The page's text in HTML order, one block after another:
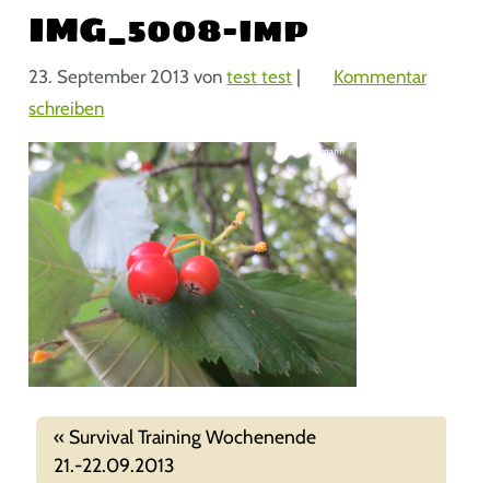
IMG_5008-imp
23. September 2013 vontest test |
Kommentar
schreiben
Survival Training Wochenende
21.-22.09.2013